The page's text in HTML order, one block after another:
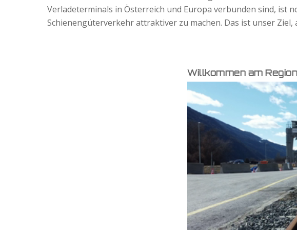
Verladeterminals in Österreich und Europa verbunden sind, ist
Schienengüterverkehr attraktiver zu machen. Das ist unser Ziel,
Willkommen am